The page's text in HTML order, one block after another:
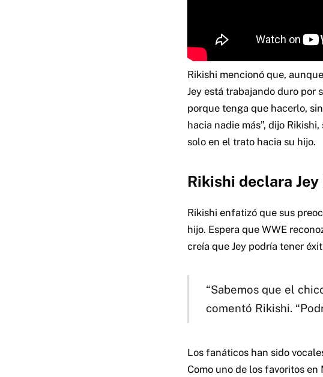
Rikishi mencionó que,
Jey está trabajando duro por
porque tenga que hacerlo,
hacia nadie más”, dijo
solo en el trato hacia su hijo.
Rikishi declara
Rikishi enfatizó que sus
hijo. Espera que WWE
creía que Jey podría tener
“Sabemos que el
comentó Rikishi.
Los fanáticos han sido
Como uno de los favoritos